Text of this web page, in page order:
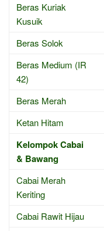
Beras Kuriak
Kusuik
Beras Solok
Beras Medium (IR
42)
Beras Merah
Ketan Hitam
Kelompok Cabai
& Bawang
Cabai Merah
Keriting
Cabai Rawit Hijau